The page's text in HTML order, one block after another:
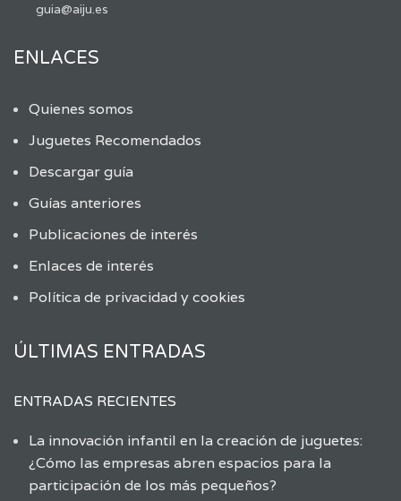
guia@aiju.es
ENLACES
Quienes somos
Juguetes Recomendados
Descargar guía
Guías anteriores
Publicaciones de interés
Enlaces de interés
Política de privacidad y cookies
ÚLTIMAS ENTRADAS
ENTRADAS RECIENTES
La innovación infantil en la creación de juguetes:
¿Cómo las empresas abren espacios para la
participación de los más pequeños?